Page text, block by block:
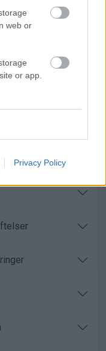
web or
or app.
Privacy Policy